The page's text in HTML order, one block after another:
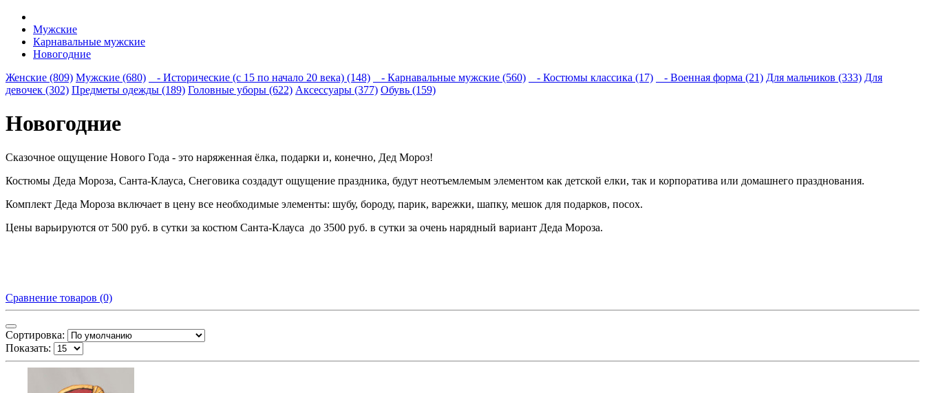
Мужские
Карнавальные мужские
Новогодние
Женские (809) Мужские (680) - Исторические (с 15 по начало 20 века) (148) - Карнавальные мужские (560) - Костюмы классика (17) - Военная форма (21) Для мальчиков (333) Для
девочек (302) Предметы одежды (189) Головные уборы (622) Аксессуары (377) Обувь (159)
Новогодние
Сказочное ощущение Нового Года - это наряженная ёлка, подарки и, конечно, Дед Мороз!
Костюмы Деда Мороза, Санта-Клауса, Снеговика создадут ощущение праздника, будут неотъемлемым элементом как детской елки, так и корпоратива или домашнего празднования.
Комплект Деда Мороза включает в цену все необходимые элементы: шубу, бороду, парик, варежки, шапку, мешок для подарков, посох.
Цены варьируются от 500 руб. в сутки за костюм Санта-Клауса до 3500 руб. в сутки за очень нарядный вариант Деда Мороза.
Сравнение товаров (0)
Сортировка:
Показать: